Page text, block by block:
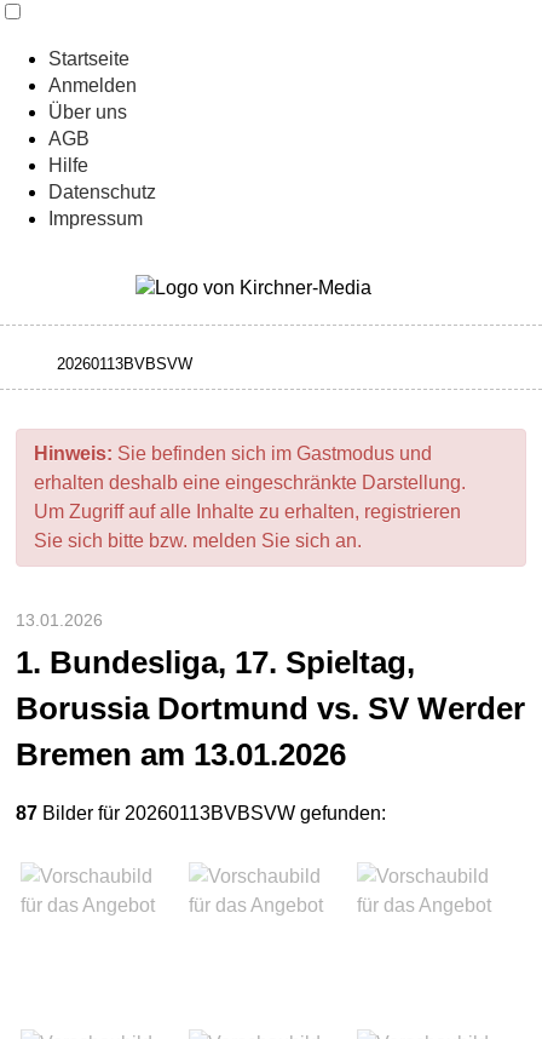
Startseite
Anmelden
Über uns
AGB
Hilfe
Datenschutz
Impressum
Hinweis: Sie befinden sich im Gastmodus und
erhalten deshalb eine eingeschränkte Darstellung.
Um Zugriff auf alle Inhalte zu erhalten, registrieren
Sie sich bitte bzw. melden Sie sich an.
13.01.2026
1. Bundesliga, 17. Spieltag,
Borussia Dortmund vs. SV Werder
Bremen am 13.01.2026
87 Bilder für 20260113BVBSVW gefunden: